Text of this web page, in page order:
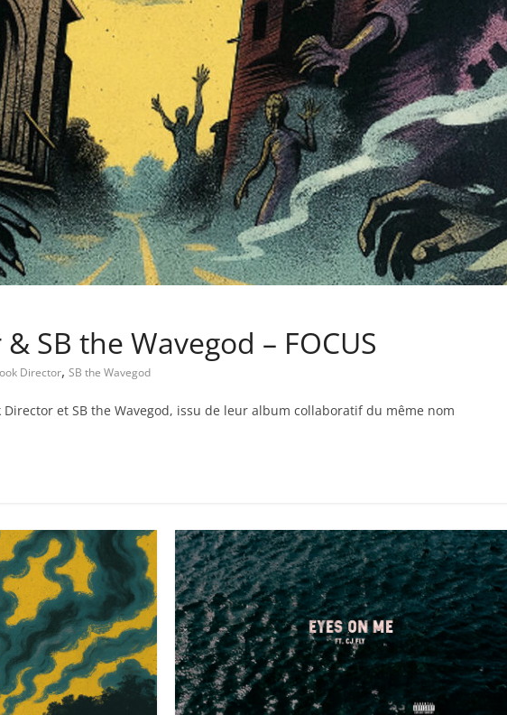
SB the Wavegod – FOCUS
Director, SB the Wavegod
Director et SB the Wavegod, issu de leur album collaboratif du même nom